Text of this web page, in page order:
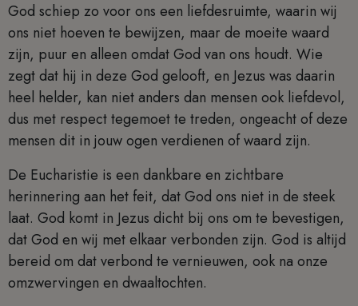
God schiep zo voor ons een liefdesruimte, waarin wij
ons niet hoeven te bewijzen, maar de moeite waard
zijn, puur en alleen omdat God van ons houdt. Wie
zegt dat hij in deze God gelooft, en Jezus was daarin
heel helder, kan niet anders dan mensen ook liefdevol,
dus met respect tegemoet te treden, ongeacht of deze
mensen dit in jouw ogen verdienen of waard zijn.
De Eucharistie is een dankbare en zichtbare
herinnering aan het feit, dat God ons niet in de steek
laat. God komt in Jezus dicht bij ons om te bevestigen,
dat God en wij met elkaar verbonden zijn. God is altijd
bereid om dat verbond te vernieuwen, ook na onze
omzwervingen en dwaaltochten.